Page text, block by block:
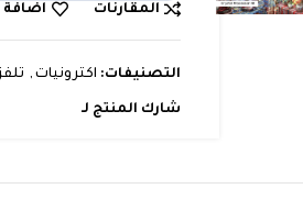
المقارنات اضافة
التصنيفات: اكترونيات ,
شارك المنتج لـ